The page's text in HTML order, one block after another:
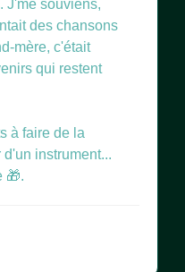
J'me souviens,
des chansons
mère, c'était
qui restent
à faire de la
instrument...
🎁.